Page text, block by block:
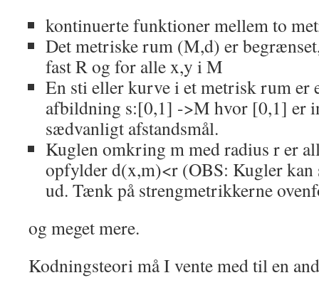
kontinuerte funktioner mellem to
Det metriske rum (M,d) er
fast R og for alle x,y i M
En sti eller kurve i et metrisk rum er
afbildning s:[0,1] ->M hvor [0,1] er
sædvanligt afstandsmål.
Kuglen omkring m med radius r er
opfylder d(x,m)<r (OBS: Kugler kan
ud. Tænk på strengmetrikkerne
og meget mere.
Kodningsteori må I vente med til en